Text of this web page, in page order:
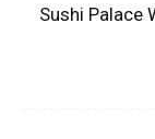
Sushi Palace